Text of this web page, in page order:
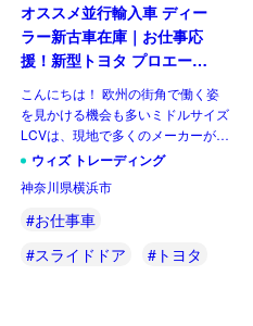
オススメ並行輸入車 ディー
ラー新古車在庫｜お仕事応
援！新型トヨタ プロエース
パネルバン 2.0D Icon Long
3人乗り6MT 右ハンドル
こんにちは！ 欧州の街角で働く姿
を見かける機会も多いミドルサイズ
LCVは、現地で多くのメーカーがラ
インナップしている一方、現時点で
おりません。そのなかでも欧州で高
い評価を得ている国産メーカ […]
ウィズ トレーディング
神奈川県横浜市
#お仕事車
#スライドドア
#トヨタ